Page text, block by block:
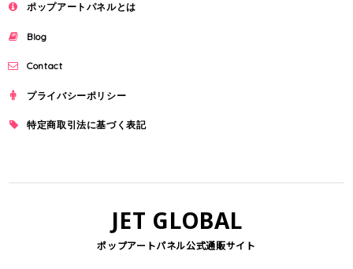
ポップアートパネルとは
Blog
Contact
プライバシーポリシー
特定商取引法に基づく表記
JET GLOBAL
ポップアートパネル公式通販サイト